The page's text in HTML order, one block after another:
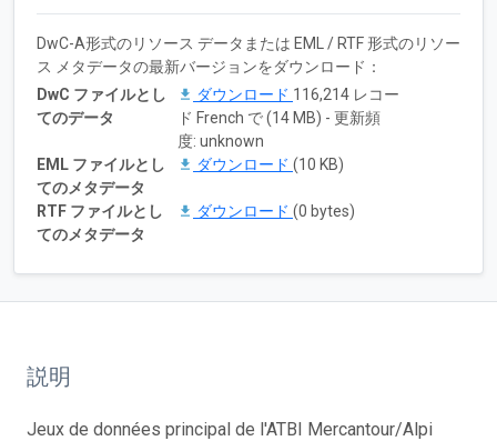
DwC-A形式のリソース データまたは EML / RTF 形式のリソー
ス メタデータの最新バージョンをダウンロード：
DwC ファイルとし
てのデータ
ダウンロード 116,214 レコー
ド French で (14 MB) - 更新頻
度: unknown
EML ファイルとし
てのメタデータ
ダウンロード (10 KB)
RTF ファイルとし
てのメタデータ
ダウンロード (0 bytes)
説明
Jeux de données principal de l'ATBI Mercantour/Alpi